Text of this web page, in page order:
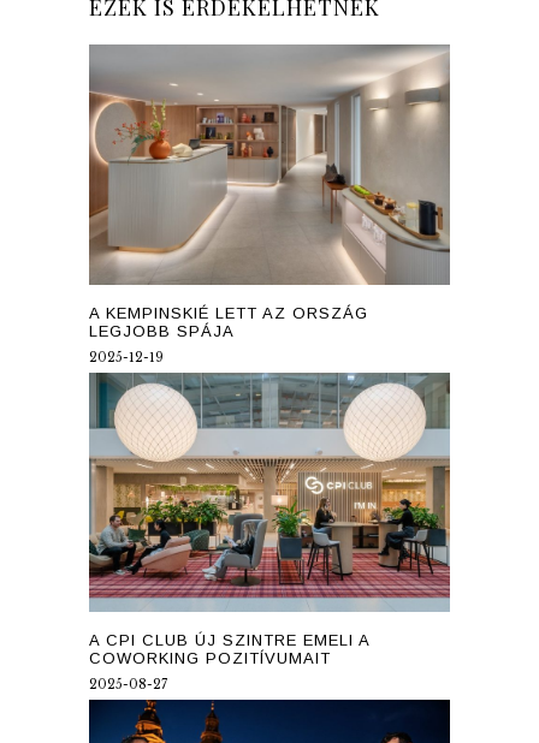
EZEK IS ÉRDEKELHETNEK
A KEMPINSKIÉ LETT AZ ORSZÁG
LEGJOBB SPÁJA
2025-12-19
A CPI CLUB ÚJ SZINTRE EMELI A
COWORKING POZITÍVUMAIT
2025-08-27